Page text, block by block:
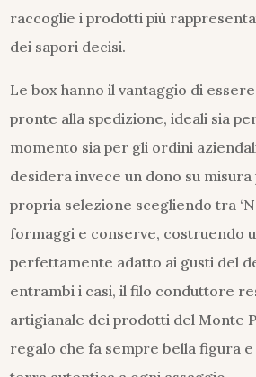
raccoglie i prodotti più
dei sapori decisi.
Le box hanno il vantaggio di
pronte alla spedizione, ideali sia
momento sia per gli ordini
desidera invece un dono su
propria selezione scegliendo tra
formaggi e conserve, costruendo
perfettamente adatto ai gusti del
entrambi i casi, il filo conduttore
artigianale dei prodotti del Monte
regalo che fa sempre bella figura